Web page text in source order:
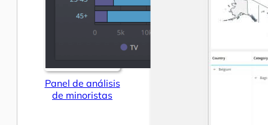
Panel de análisis
de minoristas